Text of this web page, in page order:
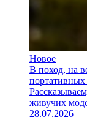
Новое
В поход, на
живучих
28.07.2026